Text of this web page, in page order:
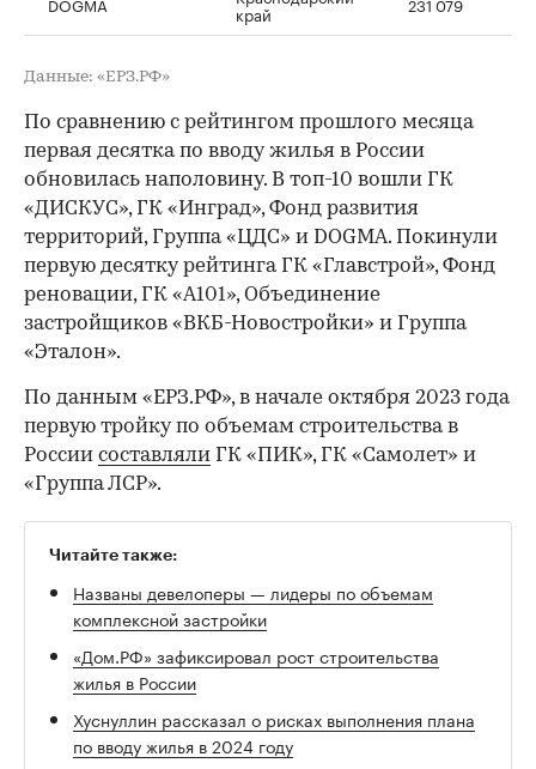
край
Данные: «ЕРЗ.РФ»
По сравнению с рейтингом прошлого месяца
первая десятка по вводу жилья в России
обновилась наполовину. В топ-10 вошли ГК
«ДИСКУС», ГК «Инград», Фонд развития
территорий, Группа «ЦДС» и DOGMA. Покинули
первую десятку рейтинга ГК «Главстрой», Фонд
реновации, ГК «А101», Объединение
застройщиков «ВКБ-Новостройки» и Группа
«Эталон».
По данным «ЕРЗ.РФ», в начале октября 2023 года
первую тройку по объемам строительства в
России составляли ГК «ПИК», ГК «Самолет» и
«Группа ЛСР».
Читайте также:
Названы девелоперы — лидеры по объемам
комплексной застройки
«Дом.РФ» зафиксировал рост строительства
жилья в России
Хуснуллин рассказал о рисках выполнения плана
по вводу жилья в 2024 году